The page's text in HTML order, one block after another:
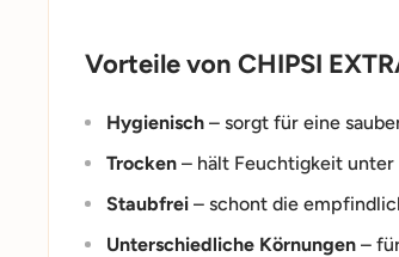
Vorteile von CHIPSI
Hygienisch – sorgt für eine
Trocken – hält Feuchtigkeit
Staubfrei – schont die
Unterschiedliche Körnungen –